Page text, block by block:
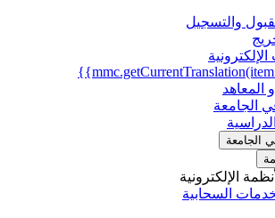
والتسجيل
المعاهد
الجامعة
الجامعة
الإلكترونية
السحابية